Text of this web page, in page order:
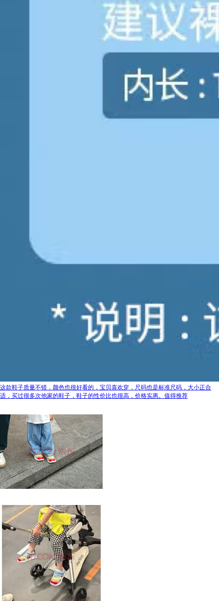
这款鞋子质量不错，颜色也很好看的，宝贝喜欢穿，尺码也是标准尺码，大小正合
适，买过很多次他家的鞋子，鞋子的性价比也很高，价格实惠。值得推荐